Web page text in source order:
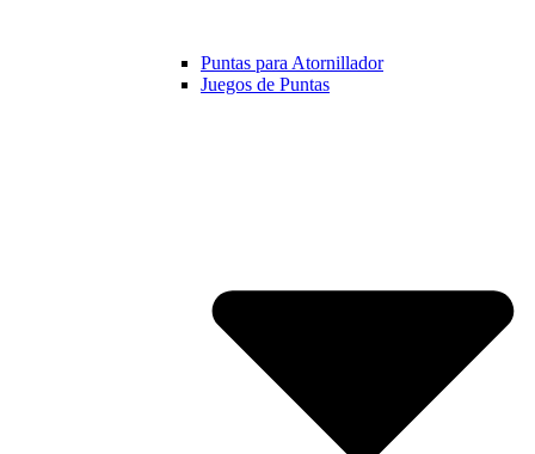
Puntas para Atornillador
Juegos de Puntas